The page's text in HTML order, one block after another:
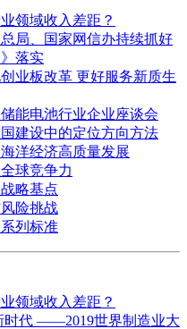
领域收入差距？
局、国家网信办持续抓好
落实
业板改革 更好服务新质生
能电池行业企业座谈会
建设中的定位方向方法
洋经济高质量发展
球竞争力
略基点
险挑战
列标准
领域收入差距？
时代 ——2019世界制造业大